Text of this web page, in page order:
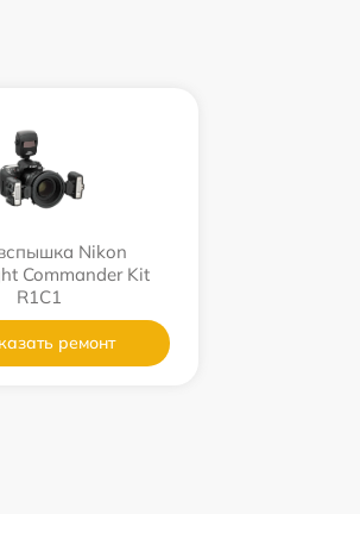
Nikon
Commander Kit
R1C1
ремонт